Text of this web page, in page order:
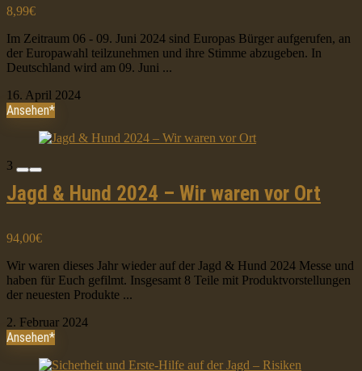
8,99€
Im Zeitraum 06 - 09. Juni 2024 sind Europas Bürger aufgerufen, an
der Europawahl teilzunehmen und ihre Stimme abzugeben. In
Deutschland wird am 09. Juni ...
16. April 2024
Ansehen*
3
Jagd & Hund 2024 – Wir waren vor Ort
94,00€
Wir waren dieses Jahr wieder auf der Jagd & Hund 2024 Messe und
haben für Euch gefilmt. Insgesamt 8 Teile mit Produktvorstellungen
der neuesten Produkte ...
2. Februar 2024
Ansehen*